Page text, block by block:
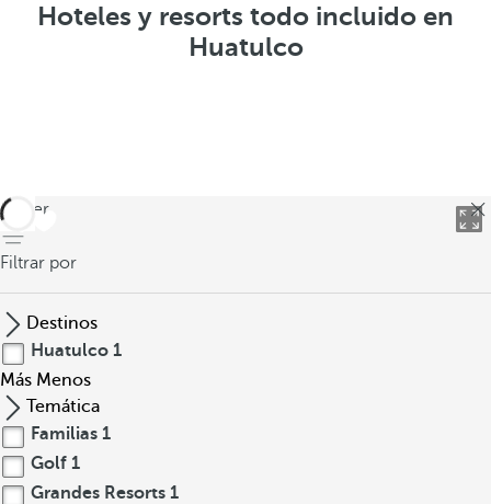
Hoteles y resorts todo incluido en
Huatulco
volver
Filtrar por
Destinos
Huatulco 1
Más Menos
Temática
Familias 1
Golf 1
Grandes Resorts 1